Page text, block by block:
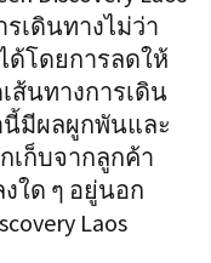
เดินทางไม่ว่า
ด้โดยการลดให้
ส้นทางการเดิน
นี้มีผลผูกพันและ
เก็บจากลูกค้า
ใด ๆ อยู่นอก
Laos